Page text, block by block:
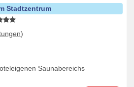
Stadtzentrum
)
Saunabereichs